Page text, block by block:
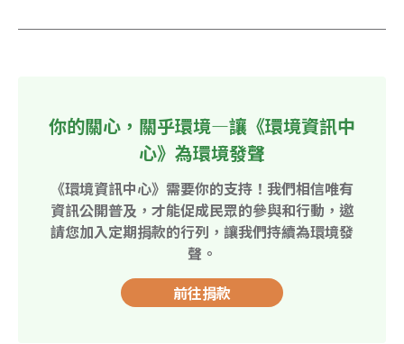
你的關心，關乎環境—讓《環境資訊中
心》為環境發聲
《環境資訊中心》需要你的支持！我們相信唯有
資訊公開普及，才能促成民眾的參與和行動，邀
請您加入定期捐款的行列，讓我們持續為環境發
聲。
前往捐款